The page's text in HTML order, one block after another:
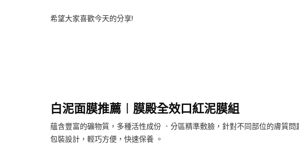
希望大家喜歡今天的分享!
白泥面膜推薦︱膜殿全效口紅泥膜組
蘊含豐富的礦物質，多種活性成份 ．分區精準敷臉，針對不同部位的膚質問
包裝設計，輕巧方便，快速保養 。